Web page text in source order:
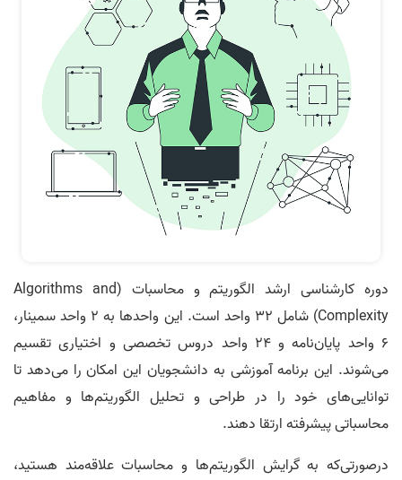
دوره کارشناسی ارشد الگوریتم و محاسبات (Algorithms and
Complexity) شامل ۳۲ واحد است. این واحدها به ۲ واحد سمینار،
۶ واحد پایان‌نامه و ۲۴ واحد دروس تخصصی و اختیاری تقسیم
می‌شوند. این برنامه آموزشی به دانشجویان این امکان را می‌دهد تا
توانایی‌های خود را در طراحی و تحلیل الگوریتم‌ها و مفاهیم
محاسباتی پیشرفته ارتقا دهند.
درصورتی‌که به گرایش الگوریتم‌ها و محاسبات علاقه‌مند هستید،